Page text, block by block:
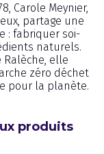
Carole Meynier,
partage une
: fabriquer soi-
naturels.
Ralèche, elle
zéro déchet
pour la planète.
produits